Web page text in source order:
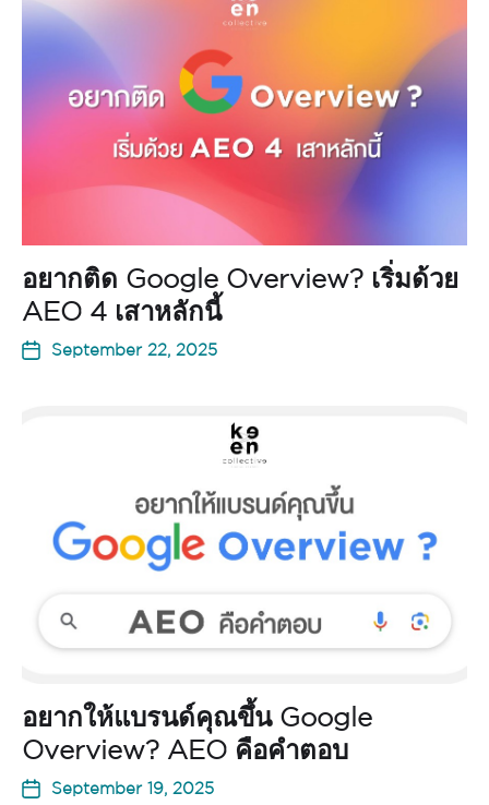
อยากติด Google Overview? เริ่มด้วย
AEO 4 เสาหลักนี้
September 22, 2025
อยากให้แบรนด์คุณขึ้น Google
Overview? AEO คือคำตอบ
September 19, 2025